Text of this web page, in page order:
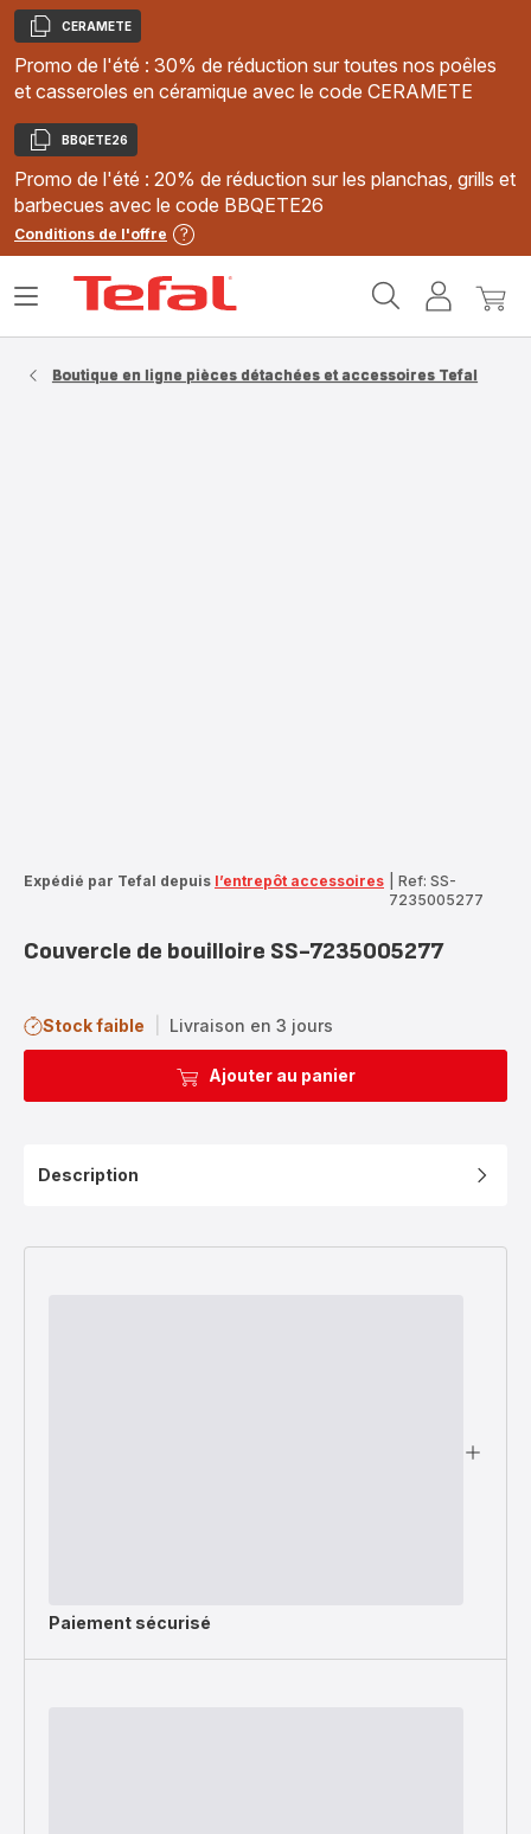
Copier
CERAMETE
Promo de l'été : 30% de réduction sur toutes nos poêles
et casseroles en céramique avec le code CERAMETE
Copier
BBQETE26
Promo de l'été : 20% de réduction sur les planchas, grills et
barbecues avec le code BBQETE26
Conditions de l'offre
MonMon
Ouvrir
Boutique en ligne pièces détachées et accessoires Tefal
Expédié par Tefal depuis l’entrepôt accessoires
Ref: SS-
7235005277
Couvercle de bouilloire SS-7235005277
Stock faible Livraison en 3 jours
Ajouter au panier
Description
Paiement sécurisé